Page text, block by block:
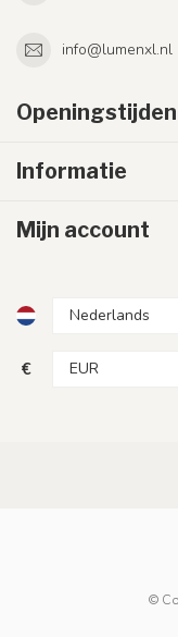
info@lumenxl.nl
Informatie
Mijn account
€
©